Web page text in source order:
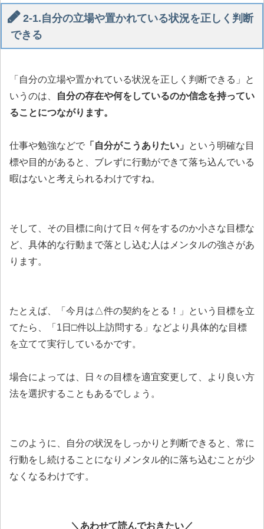
2-1.自分の立場や置かれている状況を正しく判断
できる
「自分の立場や置かれている状況を正しく判断できる」と
いうのは、
自分の存在や何をしているのか信念を持ってい
ることにつながります。
仕事や勉強などで「自分がこうありたい」
という明確な目
標や目的があると、ブレずに行動ができて落ち込んでいる
暇はないと考えられるわけですね。
そして、その目標に向けて日々何をするのか小さな目標な
ど、具体的な行動まで落とし込む人はメンタルの強さがあ
ります。
たとえば、「今月は△件の契約をとる！」という目標を立
てたら、「1日□件以上訪問する」などより具体的な目標
を立てて実行しているかです。
場合によっては、日々の目標を適宜変更して、より良い方
法を選択することもあるでしょう。
このように、自分の状況をしっかりと判断できると、常に
行動をし続けることになりメンタル的に落ち込むことが少
なくなるわけです。
＼あわせて読んでおきたい／